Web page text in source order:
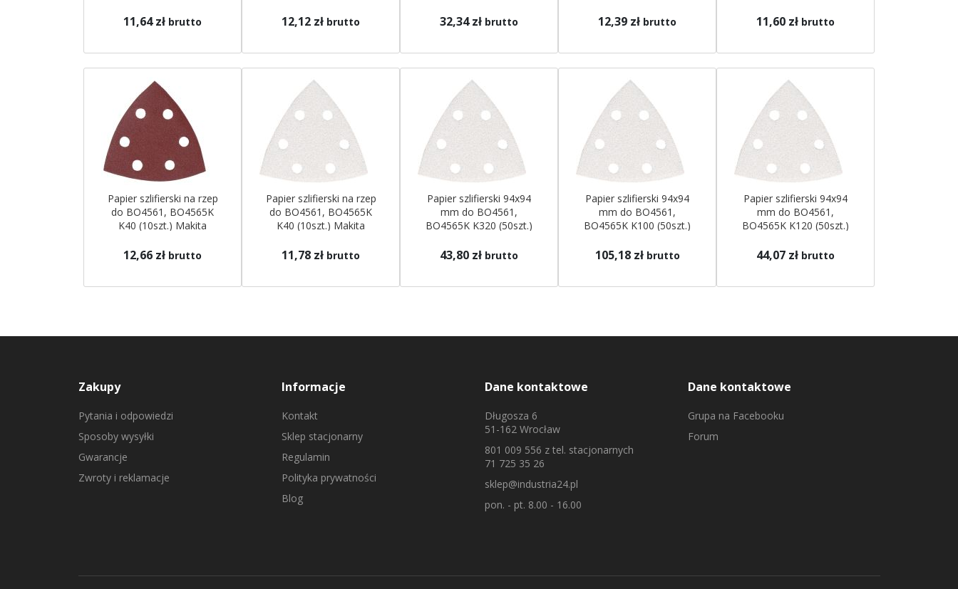
11,64 zł brutto 12,12 zł brutto 32,34 zł brutto 12,39 zł brutto 11,60 zł brutto
Papier szlifierski na rzep
do BO4561, BO4565K
K40 (10szt.) Makita
12,66 zł brutto
Papier szlifierski na rzep
do BO4561, BO4565K
K40 (10szt.) Makita
11,78 zł brutto
Papier szlifierski 94x94
mm do BO4561,
BO4565K K320 (50szt.)
43,80 zł brutto
Papier szlifierski 94x94
mm do BO4561,
BO4565K K100 (50szt.)
105,18 zł brutto
Papier szlifierski 94x94
mm do BO4561,
BO4565K K120 (50szt.)
44,07 zł brutto
Zakupy
Pytania i odpowiedzi
Sposoby wysyłki
Gwarancje
Zwroty i reklamacje
Informacje
Kontakt
Sklep stacjonarny
Regulamin
Polityka prywatności
Blog
Dane kontaktowe
Długosza 6
51-162 Wrocław
801 009 556 z tel. stacjonarnych
71 725 35 26
sklep@industria24.pl
pon. - pt. 8.00 - 16.00
Dane kontaktowe
Grupa na Facebooku
Forum